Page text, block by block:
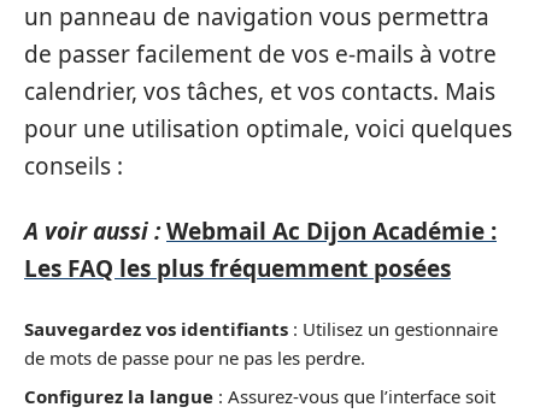
un panneau de navigation vous permettra
de passer facilement de vos e-mails à votre
calendrier, vos tâches, et vos contacts. Mais
pour une utilisation optimale, voici quelques
conseils :
A voir aussi :Webmail Ac Dijon Académie :
Les FAQ les plus fréquemment posées
Sauvegardez vos identifiants : Utilisez un gestionnaire
de mots de passe pour ne pas les perdre.
Configurez la langue : Assurez-vous que l’interface soit